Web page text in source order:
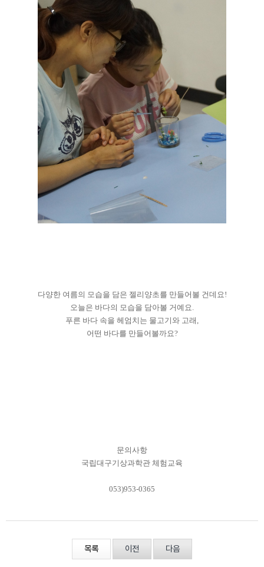
다양한 여름의 모습을 담은 젤리양초를 만들어볼 건데요!
오늘은 바다의 모습을 담아볼 거예요.
푸른 바다 속을 헤엄치는 물고기와 고래,
어떤 바다를 만들어볼까요?
문의사항
국립대구기상과학관 체험교육
053)953-0365
목록 이전 다음